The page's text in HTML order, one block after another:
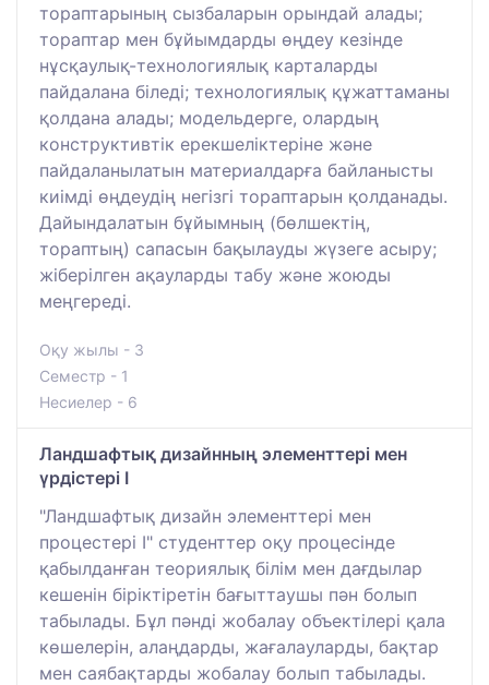
тораптарының сызбаларын орындай алады;
тораптар мен бұйымдарды өңдеу кезінде
нұсқаулық-технологиялық карталарды
пайдалана біледі; технологиялық құжаттаманы
қолдана алады; модельдерге, олардың
конструктивтік ерекшеліктеріне және
пайдаланылатын материалдарға байланысты
киімді өңдеудің негізгі тораптарын қолданады.
Дайындалатын бұйымның (бөлшектің,
тораптың) сапасын бақылауды жүзеге асыру;
жіберілген ақауларды табу және жоюды
меңгереді.
Оқу жылы - 3
Семестр - 1
Несиелер - 6
Ландшафтық дизайнның элементтері мен
үрдістері I
"Ландшафтық дизайн элементтері мен
процестері I" студенттер оқу процесінде
қабылданған теориялық білім мен дағдылар
кешенін біріктіретін бағыттаушы пән болып
табылады. Бұл пәнді жобалау объектілері қала
көшелерін, алаңдарды, жағалауларды, бақтар
мен саябақтарды жобалау болып табылады.